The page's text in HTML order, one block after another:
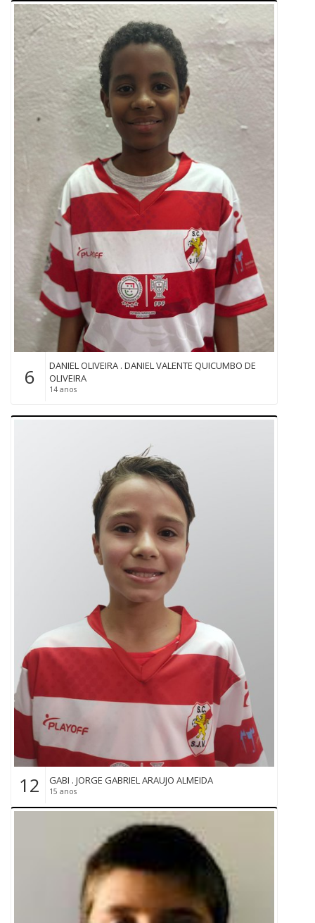
6
DANIEL OLIVEIRA . DANIEL VALENTE QUICUMBO DE
OLIVEIRA
14 anos
12 GABI . JORGE GABRIEL ARAUJO ALMEIDA
15 anos